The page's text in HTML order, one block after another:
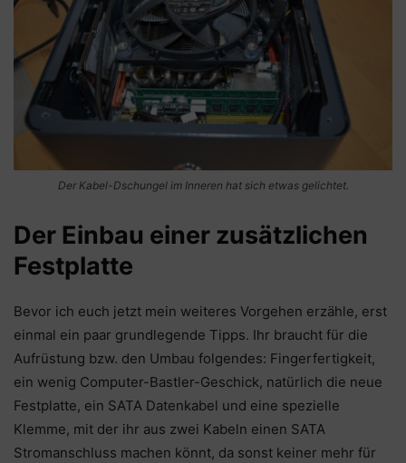
Der Kabel-Dschungel im Inneren hat sich etwas gelichtet.
Der Einbau einer zusätzlichen
Festplatte
Bevor ich euch jetzt mein weiteres Vorgehen erzähle, erst
einmal ein paar grundlegende Tipps. Ihr braucht für die
Aufrüstung bzw. den Umbau folgendes: Fingerfertigkeit,
ein wenig Computer-Bastler-Geschick, natürlich die neue
Festplatte, ein SATA Datenkabel und eine spezielle
Klemme, mit der ihr aus zwei Kabeln einen SATA
Stromanschluss machen könnt, da sonst keiner mehr für